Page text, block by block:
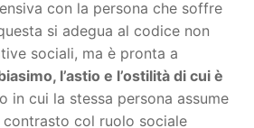
con la persona che soffre
si adegua al codice non
sociali, ma è pronta a
l’astio e l’ostilità di cui è
in cui la stessa persona assume
col ruolo sociale